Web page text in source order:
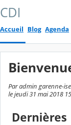
CDI
Accueil Blog Agenda
Par admin garenne-
le jeudi 31 mai 2018
Dernières